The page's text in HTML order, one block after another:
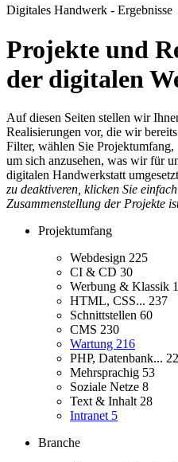
Digitales Handwerk - Ergebnisse
Projekte und
der digitalen
Auf diesen Seiten stellen wir
Realisierungen vor, die wir
Filter, wählen Sie Projektumfang,
um sich anzusehen, was wir für
digitalen Handwerkstatt
zu deaktiveren, klicken Sie
Zusammenstellung der Projekte
Projektumfang
Webdesign 225
CI & CD 30
Werbung & Klassik
HTML, CSS... 237
Schnittstellen 60
CMS 230
Wartung 216
PHP, Datenbank...
Mehrsprachig 53
Soziale Netze 8
Text & Inhalt 28
Intranet 5
Branche